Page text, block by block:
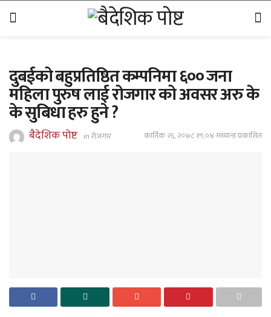
दुबईको बहुप्रतिष्ठित कम्पनिमा ६०० जना
महिला पुरुष लाई रोजगार को अवसर अरु के
के सुबिधा हरु हुने ?
बैदेशिक पोष्ट inरोजगार कार्तिक २६, २०७८ १९;०४ मध्यान्ह प्रकाशित